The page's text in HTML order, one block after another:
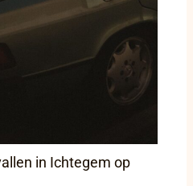
in Ichtegem op